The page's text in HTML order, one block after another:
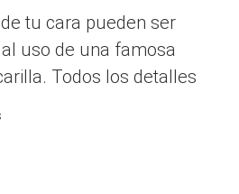
tu cara pueden ser
uso de una famosa
Todos los detalles